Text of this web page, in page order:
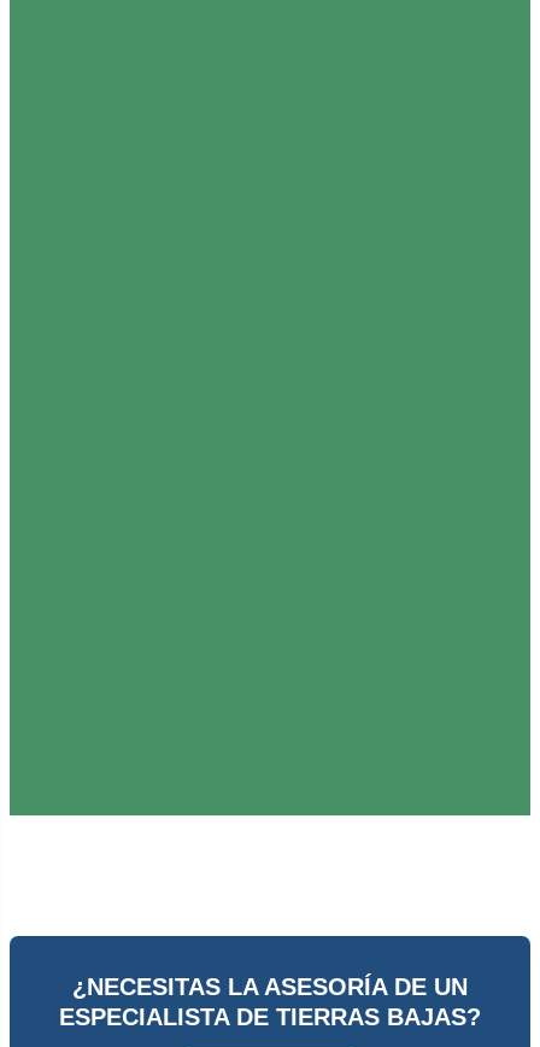
¿NECESITAS LA ASESORÍA DE UN
ESPECIALISTA DE TIERRAS BAJAS?